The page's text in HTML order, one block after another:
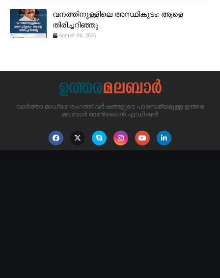
വനത്തിനുള്ളിലെ അസ്ഥികൂടം: ആളെ
തിരിച്ചറിഞ്ഞു
August 06, 2026
വാർത്താ മാധ്യമ രംഗത്ത് വർഷങ്ങളുടെ പാരമ്പര്യമുള്ള ഉത്തര
മലബാർ ഓൺലൈൻ എഡിഷൻ